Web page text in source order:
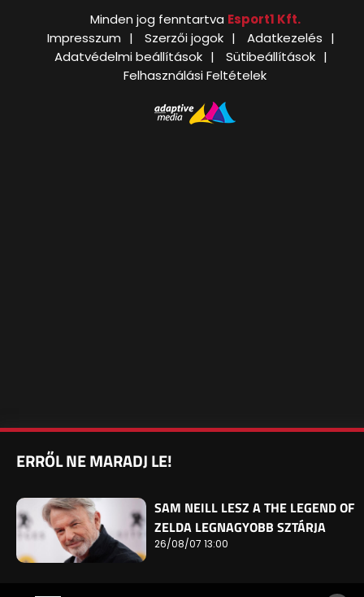
Minden jog fenntartva Esport1 Kft.
Impresszum
Szerzői jogok
Adatkezelés
Adatvédelmi beállítások
Sütibeállítások
Felhasználási Feltételek
ERRŐL NE MARADJ LE!
SAM NEILL LESZ A THE LEGEND OF
ZELDA LEGNAGYOBB SZTÁRJA
26/08/07 13:00